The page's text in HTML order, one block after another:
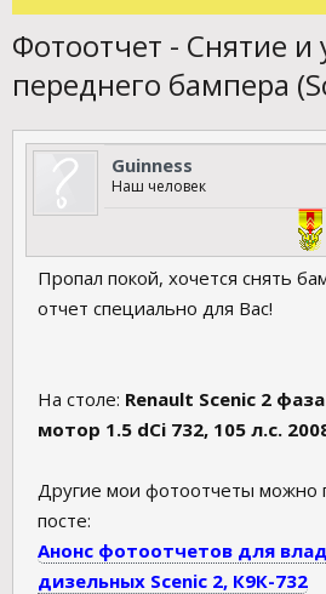
Фотоотчет - Снятие и
переднего бампера
Guinness
Наш человек
Пропал покой, хочется снять
отчет специально для Вас!
На столе: Renault Scenic 2
мотор 1.5 dCi 732, 105 л.с.
Другие мои фотоотчеты можно
посте:
Анонс фотоотчетов для
дизельных Scenic 2, К9К-732